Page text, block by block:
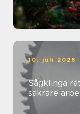
10. juli 2026
Sågklinga rätt val för renare snitt och
säkrare